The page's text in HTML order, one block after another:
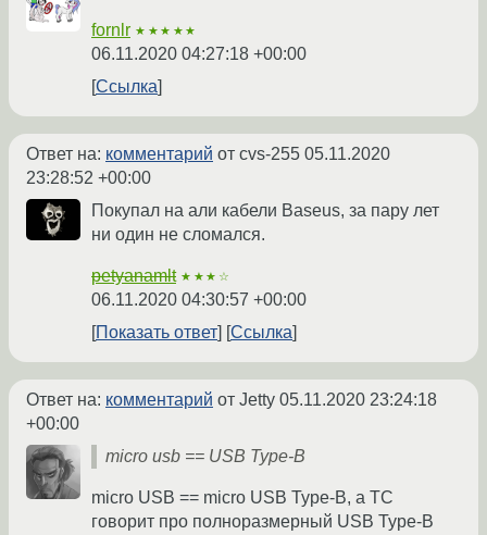
fornlr ★★★★★
06.11.2020 04:27:18 +00:00
Ссылка
Ответ на: комментарий от cvs-255 05.11.2020
23:28:52 +00:00
Покупал на али кабели Baseus, за пару лет
ни один не сломался.
petyanamlt ★★★☆
06.11.2020 04:30:57 +00:00
Показать ответ
Ссылка
Ответ на: комментарий от Jetty 05.11.2020 23:24:18
+00:00
micro usb == USB Type-B
micro USB == micro USB Type-B, а ТС
говорит про полноразмерный USB Type-B